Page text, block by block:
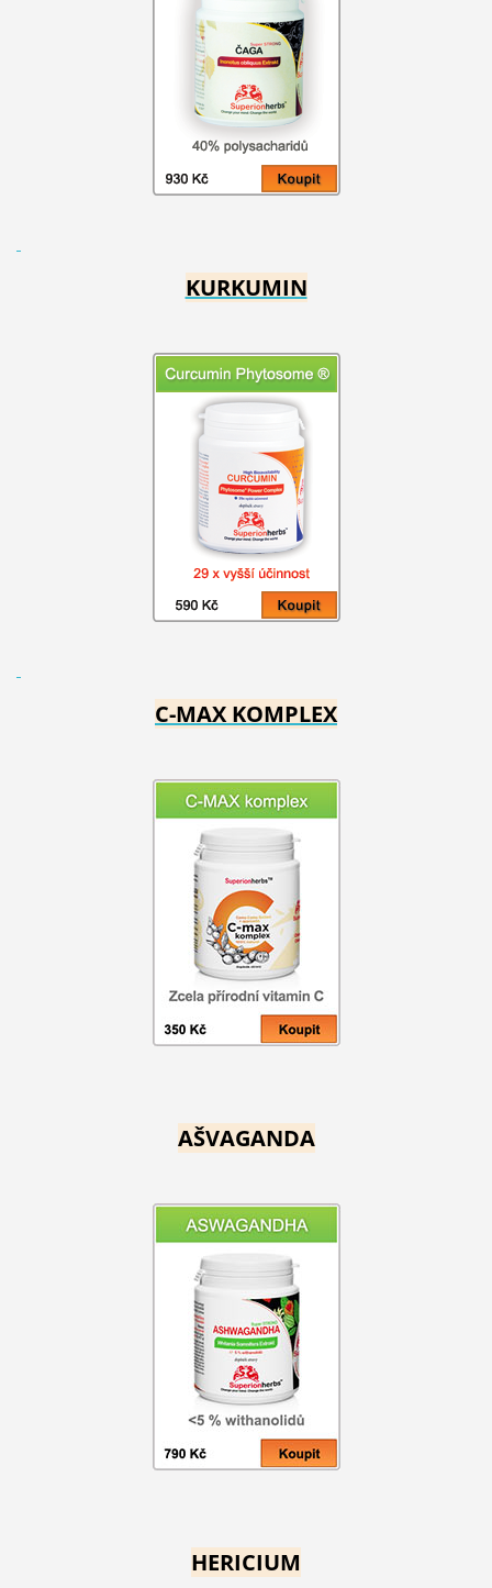
KURKUMIN
C-MAX KOMPLEX
AŠVAGANDA
HERICIUM